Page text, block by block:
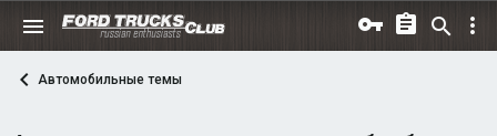
Автомобильные темы